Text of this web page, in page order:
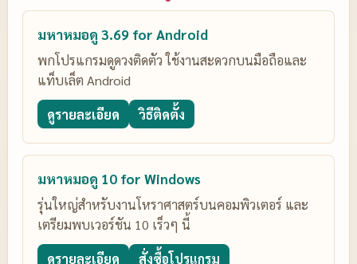
มหาหมอดู 3.69 for Android
พกโปรแกรมดูดวงติดตัว ใช้งานสะดวกบนมือถือและ
แท็บเล็ต Android
ดูรายละเอียด วิธีติดตั้ง
มหาหมอดู 10 for Windows
รุ่นใหญ่สำหรับงานโหราศาสตร์บนคอมพิวเตอร์ และ
เตรียมพบเวอร์ชัน 10 เร็วๆ นี้
ดูรายละเอียด สั่งซื้อโปรแกรม